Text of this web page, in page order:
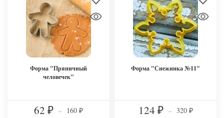
Форма "Пряничный
человечек"
62 ₽ – 160 ₽
Форма "Снежинка №11"
124 ₽ – 320 ₽